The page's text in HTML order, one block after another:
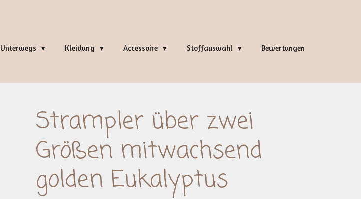
Unterwegs Kleidung Accessoire Stoffauswahl
Bewertungen
Strampler über zwei
Größen mitwachsend
golden Eukalyptus